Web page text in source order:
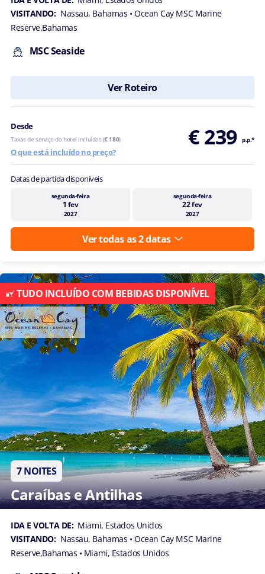
VISITANDO: Nassau, Bahamas • Ocean Cay MSC Marine
Reserve,Bahamas
MSC Seaside
Ver Roteiro
Desde € 239 p.p.*
Taxas de serviço do hotel incluídas (€ 180)
O que está incluído no preço?
Datas de partida disponíveis
segunda-feira
1 fev
2027
segunda-feira
22 fev
2027
Ver todas as 2 datas
TUDO INCLUÍDO COM BEBIDAS DISPONÍVEL
7 NOITES
Caraíbas e Antilhas
IDA E VOLTA DE: Miami, Estados Unidos
VISITANDO: Nassau, Bahamas • Ocean Cay MSC Marine
Reserve,Bahamas • Miami, Estados Unidos